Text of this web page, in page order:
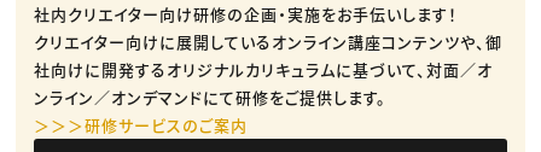
社内クリエイター向け研修の企画・実施をお手伝いします！
クリエイター向けに展開しているオンライン講座コンテンツや、御
社向けに開発するオリジナルカリキュラムに基づいて、対面／オ
ンライン／オンデマンドにて研修をご提供します。
＞＞＞研修サービスのご案内